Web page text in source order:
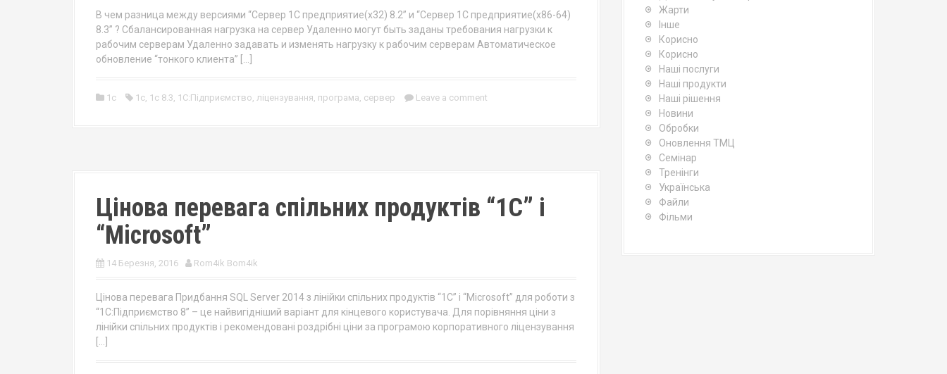
В чем разница между версиями “Сервер 1С предприятие(x32) 8.2” и “Сервер 1С предприятие(x86-64)
8.3” ? Сбалансированная нагрузка на сервер Удаленно могут быть заданы требования нагрузки к
рабочим серверам Удаленно задавать и изменять нагрузку к рабочим серверам Автоматическое
обновление “тонкого клиента” […]
1c 1с, 1с 8.3, 1С:Підприємство, ліцензування, програма, сервер Leave a comment
Цінова перевага спільних продуктів “1С” і
“Microsoft”
14 Березня, 2016 Rom4ik Bom4ik
Цінова перевага Придбання SQL Server 2014 з лінійки спільних продуктів “1С” і “Microsoft” для роботи з
“1С:Підприємство 8” – це найвигідніший варіант для кінцевого користувача. Для порівняння ціни з
лінійки спільних продуктів і рекомендовані роздрібні ціни за програмою корпоративного ліцензування
Жарти
Інше
Корисно
Корисно
Наші послуги
Наші продукти
Наші рішення
Новини
Обробки
Оновлення ТМЦ
Семінар
Тренінги
Українська
Файли
Фільми